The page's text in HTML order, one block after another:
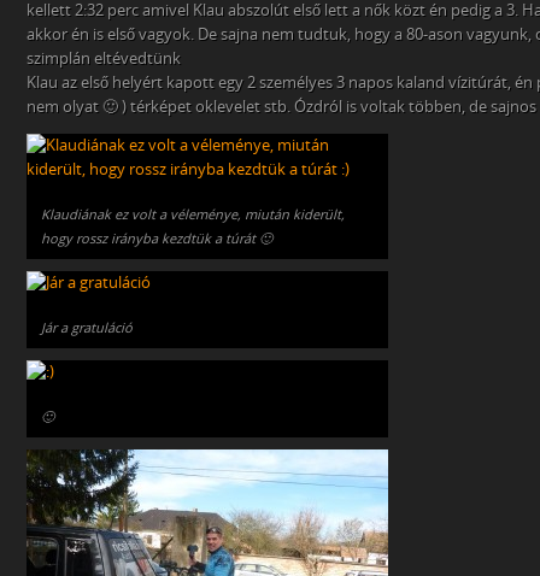
kellett 2:32 perc amivel Klau abszolút első lett a nők közt én pedig a 3.
akkor én is első vagyok. De sajna nem tudtuk, hogy a 80-ason vagyunk,
szimplán eltévedtünk
Klau az első helyért kapott egy 2 személyes 3 napos kaland vízitúrát,
nem olyat 🙂 ) térképet oklevelet stb. Ózdról is voltak többen, de
Klaudiának ez volt a véleménye, miután kiderült,
hogy rossz irányba kezdtük a túrát 🙂
Jár a gratuláció
🙂